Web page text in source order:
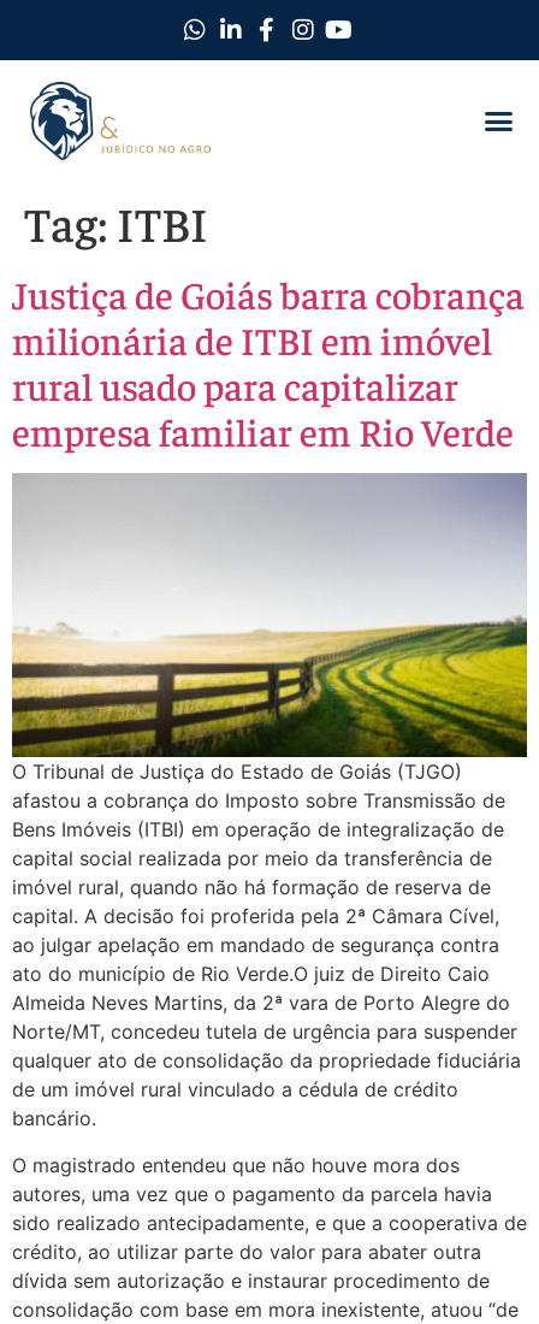
Tag: ITBI
Justiça de Goiás barra cobrança
milionária de ITBI em imóvel
rural usado para capitalizar
empresa familiar em Rio Verde
O Tribunal de Justiça do Estado de Goiás (TJGO)
afastou a cobrança do Imposto sobre Transmissão de
Bens Imóveis (ITBI) em operação de integralização de
capital social realizada por meio da transferência de
imóvel rural, quando não há formação de reserva de
capital. A decisão foi proferida pela 2ª Câmara Cível,
ao julgar apelação em mandado de segurança contra
ato do município de Rio Verde.O juiz de Direito Caio
Almeida Neves Martins, da 2ª vara de Porto Alegre do
Norte/MT, concedeu tutela de urgência para suspender
qualquer ato de consolidação da propriedade fiduciária
de um imóvel rural vinculado a cédula de crédito
bancário.
O magistrado entendeu que não houve mora dos
autores, uma vez que o pagamento da parcela havia
sido realizado antecipadamente, e que a cooperativa de
crédito, ao utilizar parte do valor para abater outra
dívida sem autorização e instaurar procedimento de
consolidação com base em mora inexistente, atuou “de